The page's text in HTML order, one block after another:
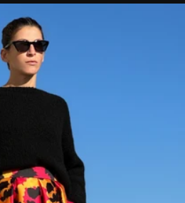
Diaporama
Pause